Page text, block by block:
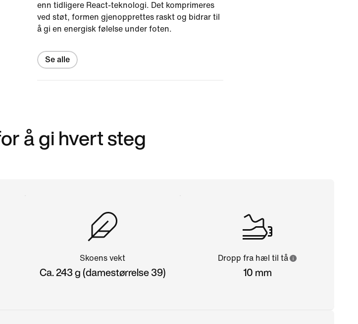
enn tidligere React-teknologi. Det komprimeres
ved støt, formen gjenopprettes raskt og bidrar til
å gi en energisk følelse under foten.
Se alle
å gi hvert steg
Skoens vekt
Ca. 243 g (damestørrelse 39)
Dropp fra hæl til tå
10 mm